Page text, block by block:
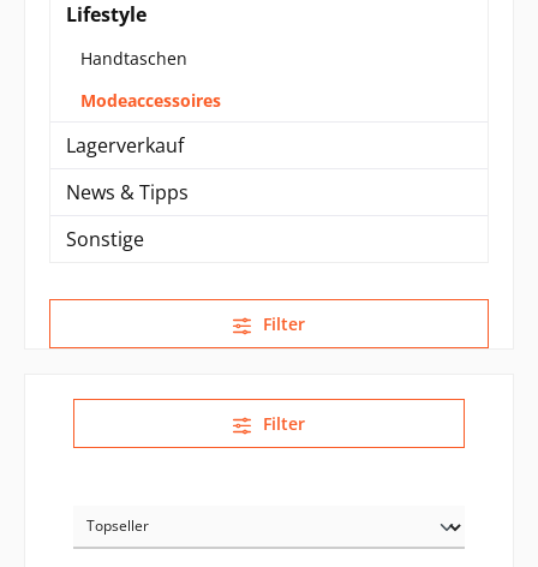
Lifestyle
Handtaschen
Modeaccessoires
Lagerverkauf
News & Tipps
Sonstige
Filter
Filter